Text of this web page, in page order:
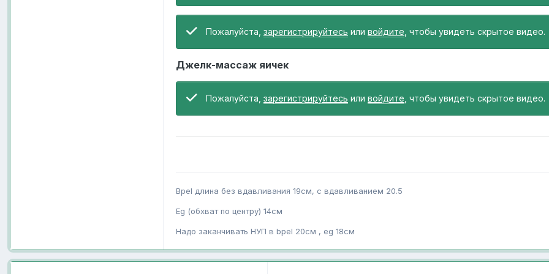
Пожалуйста, зарегистрируйтесь или войдите , чтобы увидеть скрытое видео.
Джелк-массаж яичек
Пожалуйста, зарегистрируйтесь или войдите , чтобы увидеть скрытое видео.
Bpel длина без вдавливания 19см, с вдавливанием 20.5
Eg (обхват по центру) 14см
Надо заканчивать НУП в bpel 20см , eg 18см